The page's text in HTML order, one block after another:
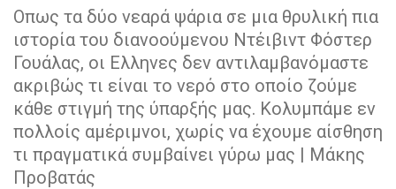
Οπως τα δύο νεαρά ψάρια σε μια θρυλική πια
ιστορία του διανοούμενου Ντέιβιντ Φόστερ
Γουάλας, οι Ελληνες δεν αντιλαμβανόμαστε
ακριβώς τι είναι το νερό στο οποίο ζούμε
κάθε στιγμή της ύπαρξής μας. Κολυμπάμε εν
πολλοίς αμέριμνοι, χωρίς να έχουμε αίσθηση
τι πραγματικά συμβαίνει γύρω μας | Μάκης
Προβατάς